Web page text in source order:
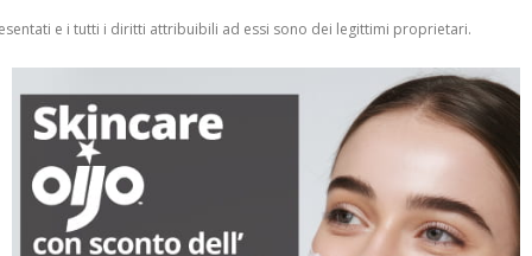
e i tutti i diritti attribuibili ad essi sono dei legittimi proprietari.